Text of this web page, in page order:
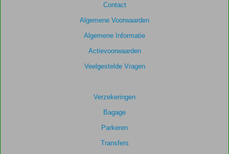
Eten
8,0
Kamers
7,1
Contact
Algemene Voorwaarden
Algemene Informatie
Actievoorwaarden
Veelgestelde Vragen
Verzekeringen
Bagage
Parkeren
Transfers